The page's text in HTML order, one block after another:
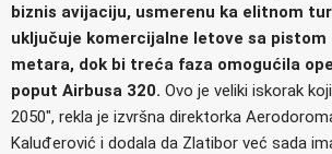
biznis avijaciju, usmerenu ka elitnom
uključuje komercijalne letove sa pistom
metara, dok bi treća faza omogućila
poput Airbusa 320. Ovo je veliki iskorak
2050″, rekla je izvršna direktorka
Kaluđerović i dodala da Zlatibor već sada